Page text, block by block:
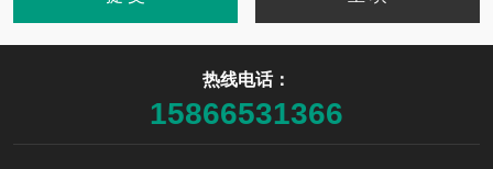
热线电话：
15866531366